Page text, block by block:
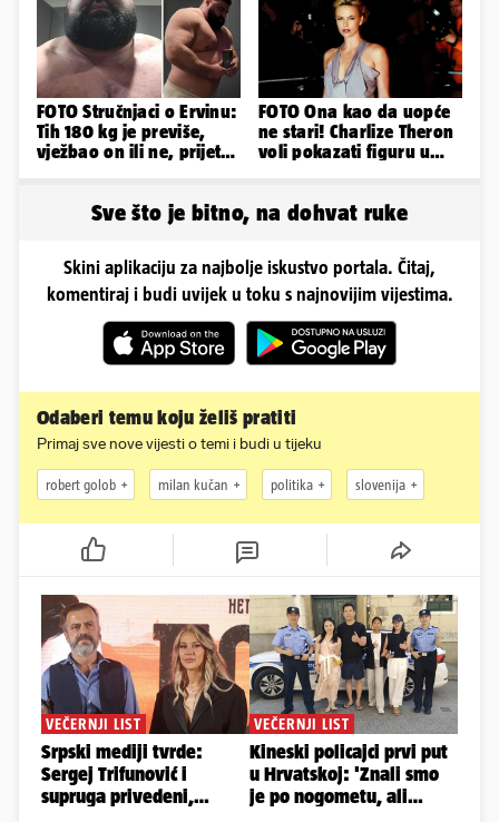
FOTO Stručnjaci o Ervinu:
Tih 180 kg je previše,
vježbao on ili ne, prijete
FOTO Ona kao da uopće
ne stari! Charlize Theron
voli pokazati figuru u
Sve što je bitno, na dohvat ruke
Skini aplikaciju za najbolje iskustvo portala. Čitaj,
komentiraj i budi uvijek u toku s najnovijim vijestima.
Odaberi temu koju želiš pratiti
Primaj sve nove vijesti o temi i budi u tijeku
robert golob milan kučan politika slovenija